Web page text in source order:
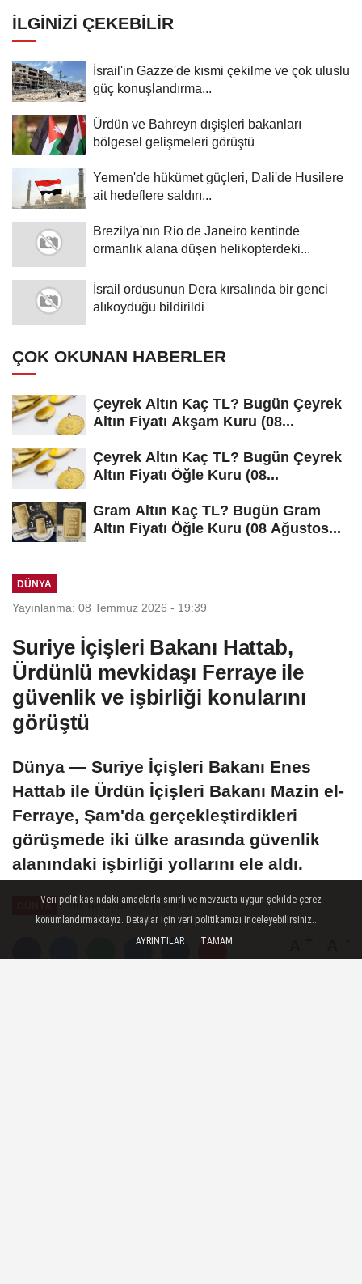
İLGINIZI ÇEKEBILIR
İsrail'in Gazze'de kısmi çekilme ve çok uluslu
güç konuşlandırma...
Ürdün ve Bahreyn dışişleri bakanları
bölgesel gelişmeleri görüştü
Yemen'de hükümet güçleri, Dali'de Husilere
ait hedeflere saldırı...
Brezilya'nın Rio de Janeiro kentinde
ormanlık alana düşen helikopterdeki...
İsrail ordusunun Dera kırsalında bir genci
alıkoyduğu bildirildi
ÇOK OKUNAN HABERLER
Çeyrek Altın Kaç TL? Bugün Çeyrek
Altın Fiyatı Akşam Kuru (08...
Çeyrek Altın Kaç TL? Bugün Çeyrek
Altın Fiyatı Öğle Kuru (08...
Gram Altın Kaç TL? Bugün Gram
Altın Fiyatı Öğle Kuru (08 Ağustos...
DÜNYA
Yayınlanma: 08 Temmuz 2026 - 19:39
Suriye İçişleri Bakanı Hattab,
Ürdünlü mevkidaşı Ferraye ile
güvenlik ve işbirliği konularını
görüştü
Dünya — Suriye İçişleri Bakanı Enes
Hattab ile Ürdün İçişleri Bakanı Mazin el-
Ferraye, Şam'da gerçekleştirdikleri
görüşmede iki ülke arasında güvenlik
alanındaki işbirliği yollarını ele aldı.
DÜNYA 08 Temmuz 2026 - 19:39
Veri politikasındaki amaçlarla sınırlı ve mevzuata uygun şekilde çerez
konumlandırmaktayız. Detaylar için veri politikamızı inceleyebilirsiniz...
AYRINTILAR
TAMAM